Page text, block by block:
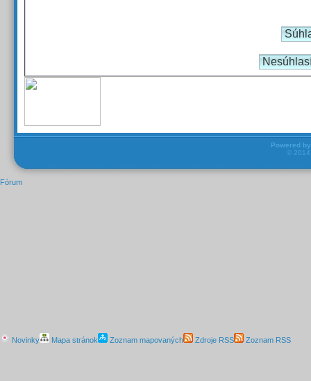
Powered by
©
Fórum
Novinky Mapa stránok Zoznam mapovaných Zdroje RSS Zoznam RSS